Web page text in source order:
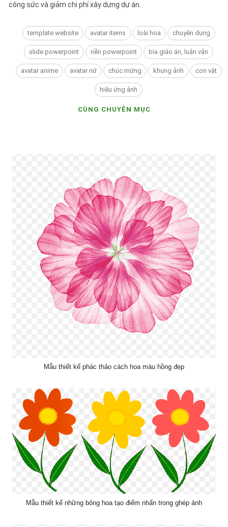
công sức và giảm chi phí xây dựng dự án.
template website avatar items loài hoa chuyên dụng
slide powerpoint nền powerpoint bìa giáo án, luận văn
avatar anime avatar nữ chúc mừng khung ảnh con vật
hiệu ứng ảnh
CÙNG CHUYÊN MỤC
Mẫu thiết kế phác thảo cách hoa màu hồng đẹp
Mẫu thiết kế những bông hoa tạo điểm nhấn trong ghép ảnh